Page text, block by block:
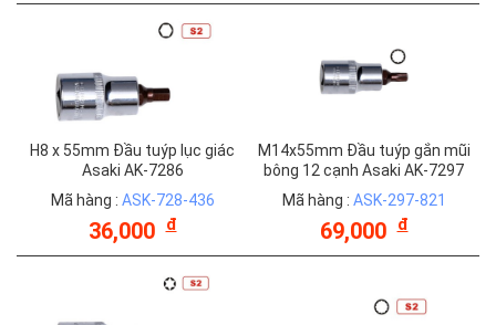
H8 x 55mm Đầu tuýp lục giác
Asaki AK-7286
Mã hàng : ASK-728-436
36,000 đ
M14x55mm Đầu tuýp gắn mũi
bông 12 cạnh Asaki AK-7297
Mã hàng : ASK-297-821
69,000 đ